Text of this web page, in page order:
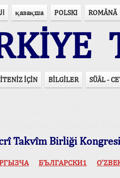
қазақша POLSKI ROMÂNĂ
İÇİN BİLGİLER SÜÂL -
Takvîm Birliği
БЪЛГАРСКИ1